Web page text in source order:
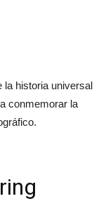
la historia universal
conmemorar la